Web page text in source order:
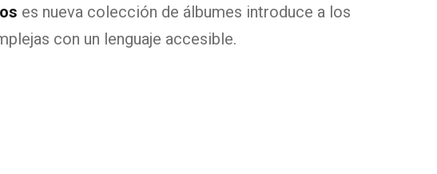
es nueva colección de álbumes introduce a los
con un lenguaje accesible.